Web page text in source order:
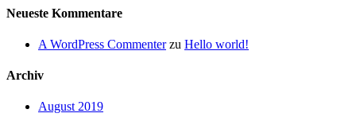
Neueste Kommentare
A WordPress Commenterzu Hello world!
Archiv
August 2019